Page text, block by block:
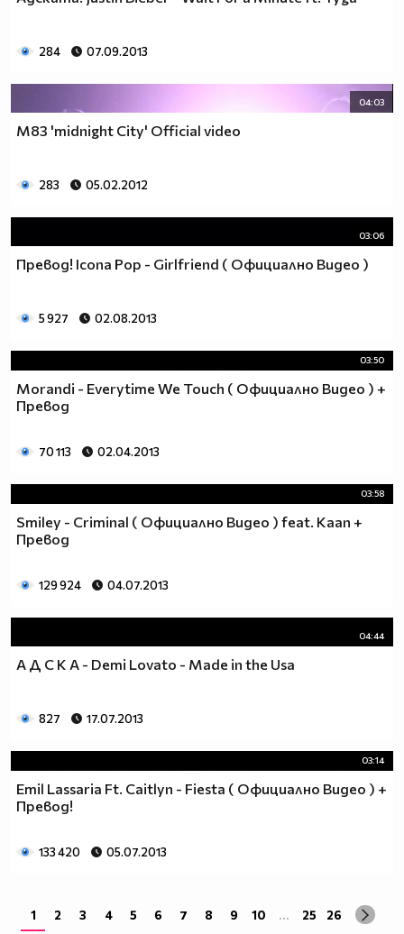
284 07.09.2013
04:03
M83 'midnight City' Official video
283 05.02.2012
03:06
Превод! Icona Pop - Girlfriend ( Официално Видео )
5 927 02.08.2013
03:50
Morandi - Everytime We Touch ( Официално Видео ) +
Превод
70 113 02.04.2013
03:58
Smiley - Criminal ( Официално Видео ) feat. Kaan +
Превод
129 924 04.07.2013
04:44
А Д С К А - Demi Lovato - Made in the Usa
827 17.07.2013
03:14
Emil Lassaria Ft. Caitlyn - Fiesta ( Официално Видео ) +
Превод!
133 420 05.07.2013
1 2 3 4 5 6 7 8 9 10 ... 25 26